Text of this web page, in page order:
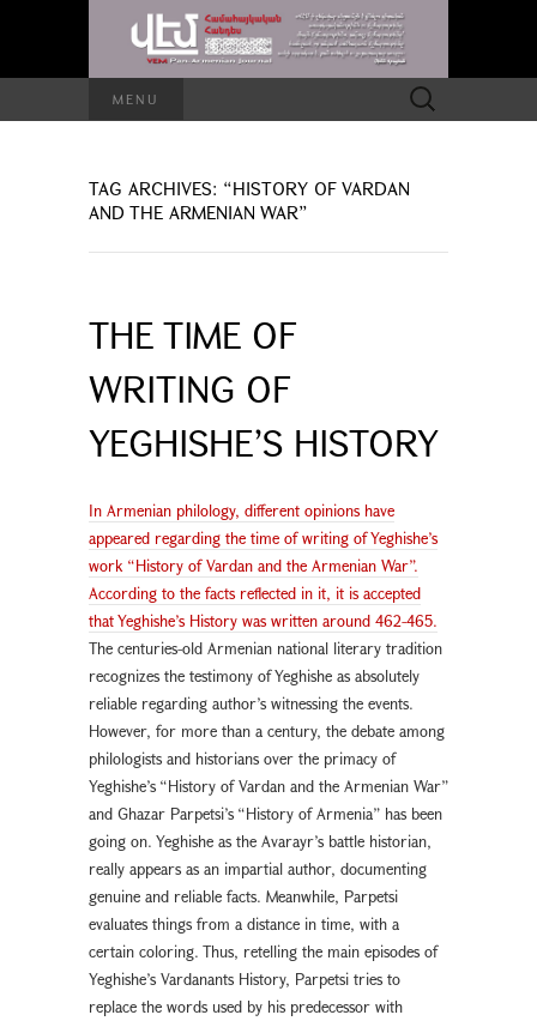
MENU
Search
for:
TAG ARCHIVES: “HISTORY OF VARDAN
AND THE ARMENIAN WAR”
THE TIME OF
WRITING OF
YEGHISHE’S HISTORY
In Armenian philology, different opinions have
appeared regarding the time of writing of Yeghishe’s
work “History of Vardan and the Armenian War”.
According to the facts reflected in it, it is accepted
that Yeghishe’s History was written around 462-465.
The centuries-old Armenian national literary tradition
recognizes the testimony of Yeghishe as absolutely
reliable regarding author’s witnessing the events.
However, for more than a century, the debate among
philologists and historians over the primacy of
Yeghishe’s “History of Vardan and the Armenian War”
and Ghazar Parpetsi’s “History of Armenia” has been
going on. Yeghishe as the Avarayr’s battle historian,
really appears as an impartial author, documenting
genuine and reliable facts. Meanwhile, Parpetsi
evaluates things from a distance in time, with a
certain coloring. Thus, retelling the main episodes of
Yeghishe’s Vardanants History, Parpetsi tries to
replace the words used by his predecessor with